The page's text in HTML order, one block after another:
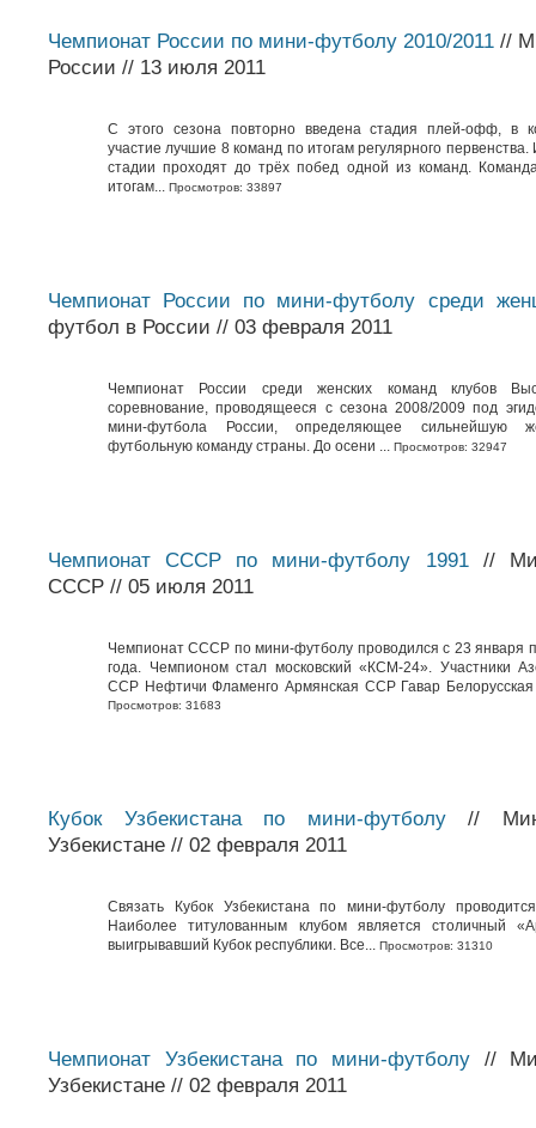
Чемпионат России по мини-футболу 2010/2011 //
России // 13 июля 2011
С этого сезона повторно введена стадия плей-офф, в
участие лучшие 8 команд по итогам регулярного
стадии проходят до трёх побед одной из команд.
итогам... Просмотров: 33897
Чемпионат России по мини-футболу среди
футбол в России // 03 февраля 2011
Чемпионат России среди женских команд клубов
соревнование, проводящееся c cезона 2008/2009 под
мини-футбола России, определяющее сильнейшую
футбольную команду страны. До осени ... Просмотров: 32947
Чемпионат СССР по мини-футболу 1991//
СССР // 05 июля 2011
Чемпионат СССР по мини-футболу проводился с 23 января
года. Чемпионом стал московский «КСМ-24». Участники
ССР Нефтичи Фламенго Армянская ССР Гавар
Просмотров: 31683
Кубок Узбекистана по мини-футболу//
Узбекистане // 02 февраля 2011
Связать Кубок Узбекистана по мини-футболу
Наиболее титулованным клубом является столичный
выигрывавший Кубок республики. Все... Просмотров: 31310
Чемпионат Узбекистана по мини-футболу //
Узбекистане // 02 февраля 2011